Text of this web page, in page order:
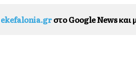
ekefalonia.grστο Google News και